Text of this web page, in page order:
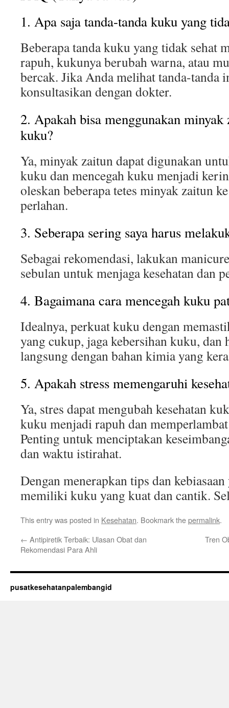
1. Apa saja tanda-tanda kuku yang
Beberapa tanda kuku yang tidak sehat
rapuh, kukunya berubah warna, atau
bercak. Jika Anda melihat tanda-tanda
konsultasikan dengan dokter.
2. Apakah bisa menggunakan
kuku?
Ya, minyak zaitun dapat digunakan
kuku dan mencegah kuku menjadi
oleskan beberapa tetes minyak zaitun
perlahan.
3. Seberapa sering saya harus
Sebagai rekomendasi, lakukan
sebulan untuk menjaga kesehatan dan
4. Bagaimana cara mencegah kuku
Idealnya, perkuat kuku dengan
yang cukup, jaga kebersihan kuku,
langsung dengan bahan kimia yang
5. Apakah stress memengaruhi
Ya, stres dapat mengubah kesehatan
kuku menjadi rapuh dan
Penting untuk menciptakan
dan waktu istirahat.
Dengan menerapkan tips dan
memiliki kuku yang kuat dan cantik.
This entry was posted in Kesehatan. Bookmark thepermalink.
← Antipiretik Terbaik: Ulasan Obat dan
Rekomendasi Para Ahli
Tren
pusatkesehatanpalembangid